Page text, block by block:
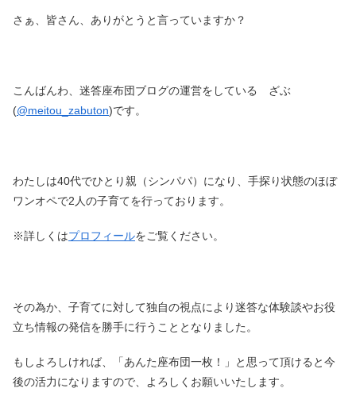
さぁ、皆さん、ありがとうと言っていますか？
こんばんわ、迷答座布団ブログの運営をしている ざぶ
(@meitou_zabuton)です。
わたしは40代でひとり親（シンパパ）になり、手探り状態のほぼ
ワンオペで2人の子育てを行っております。
※詳しくはプロフィールをご覧ください。
その為か、子育てに対して独自の視点により迷答な体験談やお役
立ち情報の発信を勝手に行うこととなりました。
もしよろしければ、「あんた座布団一枚！」と思って頂けると今
後の活力になりますので、よろしくお願いいたします。